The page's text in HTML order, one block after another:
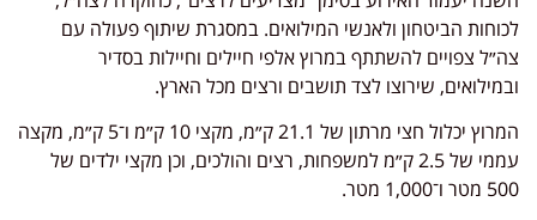
לכוחות הביטחון ולאנשי המילואים. במסגרת שיתוף פעולה עם
צה״ל צפויים להשתתף במרוץ אלפי חיילים וחיילות בסדיר
ובמילואים, שירוצו לצד תושבים ורצים מכל הארץ.
המרוץ יכלול חצי מרתון של 21.1 ק״מ, מקצי 10 ק״מ ו־5 ק״מ, מקצה
עממי של 2.5 ק״מ למשפחות, רצים והולכים, וכן מקצי ילדים של
500 מטר ו־1,000 מטר.